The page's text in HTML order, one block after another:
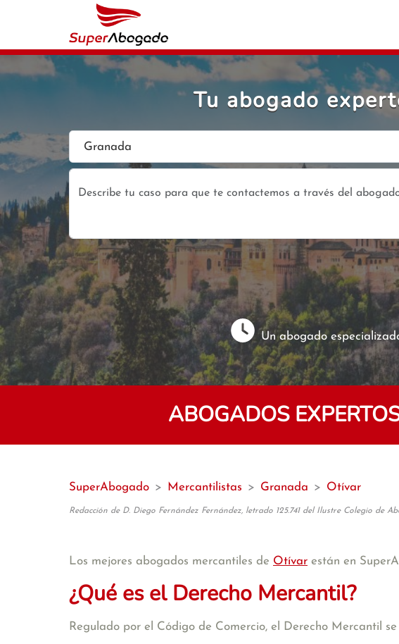
Tu abogado
Granada
Un abogado
ABOGADOS
SuperAbogado > Mercantilistas > Granada > Otívar
Redacción de D. Diego Fernández Fernández, letrado 125.741 del Ilustre Colegio de
Los mejores abogados mercantiles de Otívar están en
¿Qué es el Derecho Mercantil?
Regulado por el Código de Comercio, el Derecho Mercantil